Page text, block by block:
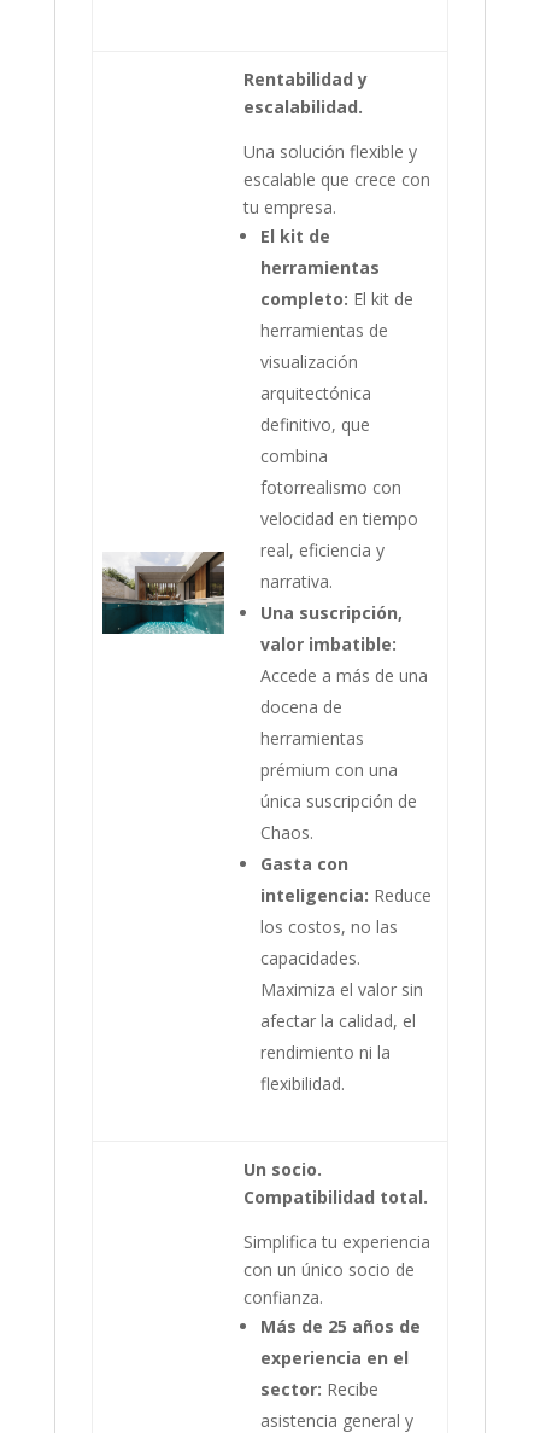
Rentabilidad y
escalabilidad.
Una solución flexible y
escalable que crece con
tu empresa.
El kit de
herramientas
completo: El kit de
herramientas de
visualización
arquitectónica
definitivo, que
combina
fotorrealismo con
velocidad en tiempo
real, eficiencia y
narrativa.
Una suscripción,
valor imbatible:
Accede a más de una
docena de
herramientas
prémium con una
única suscripción de
Chaos.
Gasta con
inteligencia: Reduce
los costos, no las
capacidades.
Maximiza el valor sin
afectar la calidad, el
rendimiento ni la
flexibilidad.
Un socio.
Compatibilidad total.
Simplifica tu experiencia
con un único socio de
confianza.
Más de 25 años de
experiencia en el
sector: Recibe
asistencia general y